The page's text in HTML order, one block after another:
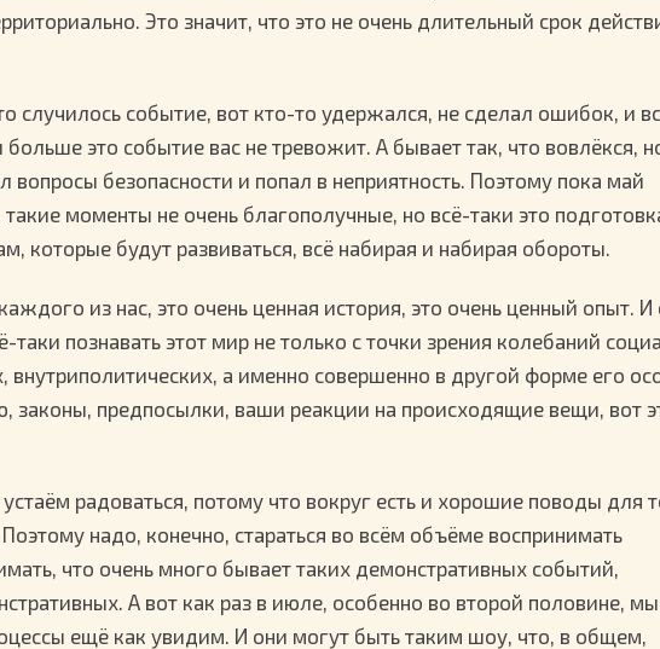
Это значит, что это не очень длительный срок
случилось событие, вот кто-то удержался, не сделал ошибок, и
это событие вас не тревожит. А бывает так, что вовлёкся,
вопросы безопасности и попал в неприятность. Поэтому пока май
такие моменты не очень благополучные, но всё-таки это
которые будут развиваться, всё набирая и набирая обороты.
из нас, это очень ценная история, это очень ценный опыт. И
таки познавать этот мир не только с точки зрения колебаний
внутриполитических, а именно совершенно в другой форме его
законы, предпосылки, ваши реакции на происходящие вещи, вот
радоваться, потому что вокруг есть и хорошие поводы для
надо, конечно, стараться во всём объёме воспринимать
что очень много бывает таких демонстративных событий,
А вот как раз в июле, особенно во второй половине, мы
ещё как увидим. И они могут быть таким шоу, что, в общем,